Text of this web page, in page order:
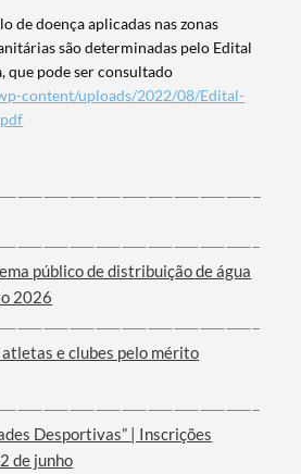
de doença aplicadas nas zonas
são determinadas pelo Edital
que pode ser consultado
content/uploads/2022/08/Edital-
público de distribuição de água
2026
e clubes pelo mérito
Desportivas” | Inscrições
de junho